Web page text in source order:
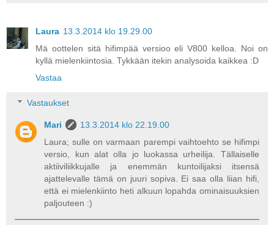
Laura 13.3.2014 klo 19.29.00
Mä oottelen sitä hifimpää versioo eli V800 kelloa. Noi on
kyllä mielenkiintosia. Tykkään itekin analysoida kaikkea :D
Vastaa
Vastaukset
Mari
13.3.2014 klo 22.19.00
Laura; sulle on varmaan parempi vaihtoehto se hifimpi
versio, kun alat olla jo luokassa urheilija. Tällaiselle
aktiiviliikkujalle ja enemmän kuntoilijaksi itsensä
ajattelevalle tämä on juuri sopiva. Ei saa olla liian hifi,
että ei mielenkiinto heti alkuun lopahda ominaisuuksien
paljouteen :)